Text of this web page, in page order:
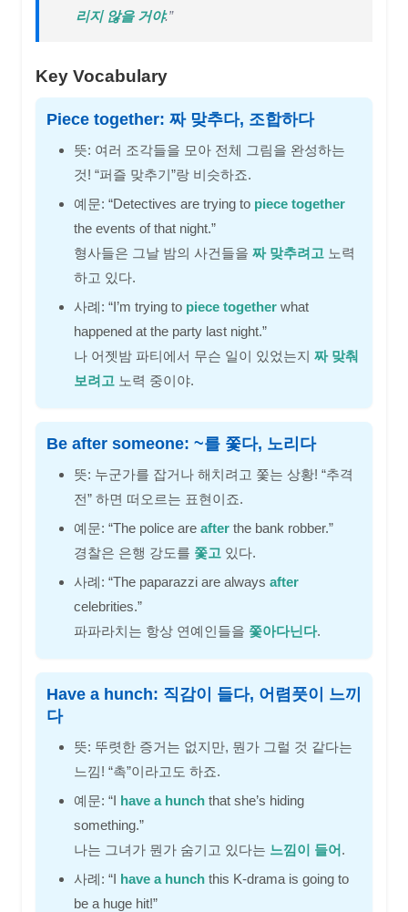
리지 않을 거야.”
Key Vocabulary
Piece together: 짜 맞추다, 조합하다
뜻: 여러 조각들을 모아 전체 그림을 완성하는
것! “퍼즐 맞추기”랑 비슷하죠.
예문: “Detectives are trying to piece together
the events of that night.”
형사들은 그날 밤의 사건들을 짜 맞추려고 노력
하고 있다.
사례: “I’m trying to piece together what
happened at the party last night.”
나 어젯밤 파티에서 무슨 일이 있었는지 짜 맞춰
보려고 노력 중이야.
Be after someone: ~를 쫓다, 노리다
뜻: 누군가를 잡거나 해치려고 쫓는 상황! “추격
전” 하면 떠오르는 표현이죠.
예문: “The police are after the bank robber.”
경찰은 은행 강도를 쫓고 있다.
사례: “The paparazzi are always after
celebrities.”
파파라치는 항상 연예인들을 쫓아다닌다.
Have a hunch: 직감이 들다, 어렴풋이 느끼
다
뜻: 뚜렷한 증거는 없지만, 뭔가 그럴 것 같다는
느낌! “촉”이라고도 하죠.
예문: “I have a hunch that she’s hiding
something.”
나는 그녀가 뭔가 숨기고 있다는 느낌이 들어.
사례: “I have a hunch this K-drama is going to
be a huge hit!”